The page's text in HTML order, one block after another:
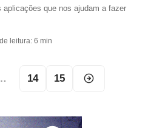
que nos ajudam a fazer
leitura: 6 min
14 15